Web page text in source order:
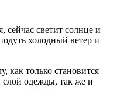
сейчас светит солнце и
холодный ветер и
как только становится
слой одежды, так же и